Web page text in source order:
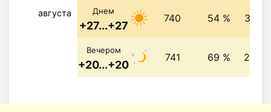
августа Днем
+27...+27
740 54 % 3.5
Вечером
+20...+20
741 69 % 2.3